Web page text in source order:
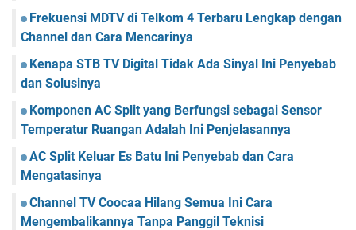
Frekuensi MDTV di Telkom 4 Terbaru Lengkap dengan
Channel dan Cara Mencarinya
Kenapa STB TV Digital Tidak Ada Sinyal Ini Penyebab
dan Solusinya
Komponen AC Split yang Berfungsi sebagai Sensor
Temperatur Ruangan Adalah Ini Penjelasannya
AC Split Keluar Es Batu Ini Penyebab dan Cara
Mengatasinya
Channel TV Coocaa Hilang Semua Ini Cara
Mengembalikannya Tanpa Panggil Teknisi